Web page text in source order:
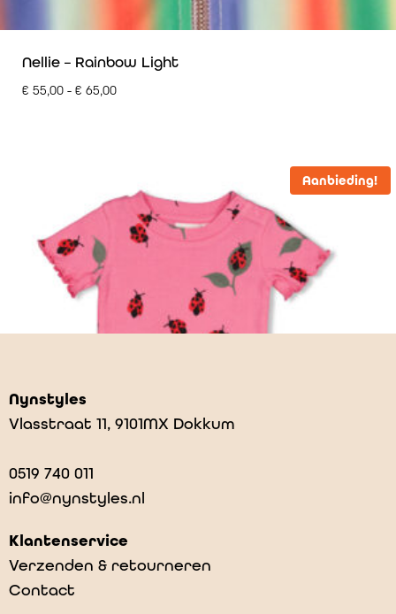
Nellie – Rainbow Light
€ 55,00 - € 65,00
Aanbieding!
Feetje Pyjama – Lily Ladybug
Nynstyles
Vlasstraat 11, 9101MX Dokkum
0519 740 011
info@nynstyles.nl
Klantenservice
Verzenden & retourneren
Contact